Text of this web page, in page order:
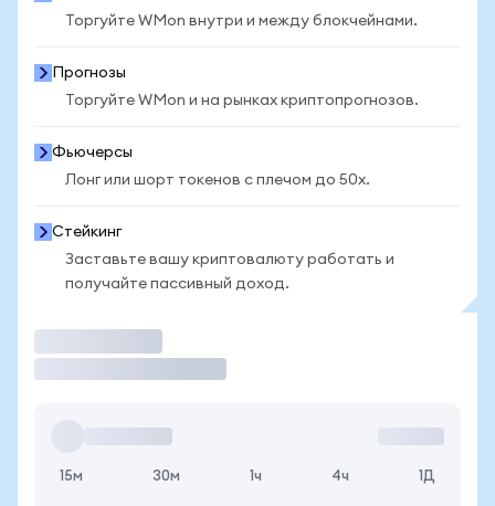
Торгуйте WMon внутри и между блокчейнами.
Прогнозы
Торгуйте WMon и на рынках криптопрогнозов.
Фьючерсы
Лонг или шорт токенов с плечом до 50x.
Стейкинг
Заставьте вашу криптовалюту работать и
получайте пассивный доход.
15м 30м 1ч 4ч 1Д